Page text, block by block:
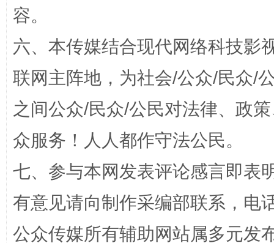
在谋一域中谋全局
习近平的博鳌关键词
魏明亮
容。
六、本传媒结合现代网络科技影
联网主阵地，为社会/公众/民众/
之间公众/民众/公民对法律、政
众服务！人人都作守法公民。
七、参与本网发表评论感言即表
有意见请向制作采编部联系，电
公众传媒所有辅助网站属多元发